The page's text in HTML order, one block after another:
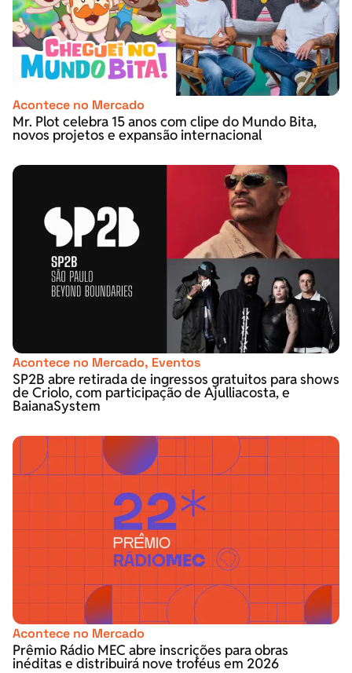
Acontece no Mercado
Mr. Plot celebra 15 anos com clipe do Mundo Bita,
novos projetos e expansão internacional
Acontece no Mercado, Eventos
SP2B abre retirada de ingressos gratuitos para shows
de Criolo, com participação de Ajulliacosta, e
BaianaSystem
Acontece no Mercado
Prêmio Rádio MEC abre inscrições para obras
inéditas e distribuirá nove troféus em 2026